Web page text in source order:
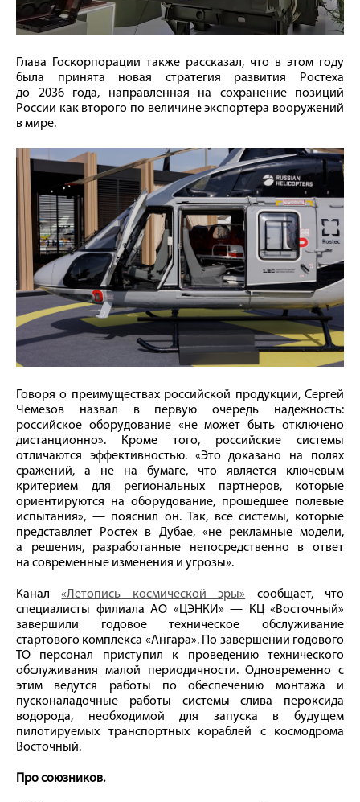
Глава Госкорпорации также рассказал, что в этом году
была принята новая стратегия развития Ростеха
до 2036 года, направленная на сохранение позиций
России как второго по величине экспортера вооружений
в мире.
Говоря о преимуществах российской продукции, Сергей
Чемезов назвал в первую очередь надежность:
российское оборудование «не может быть отключено
дистанционно». Кроме того, российские системы
отличаются эффективностью. «Это доказано на полях
сражений, а не на бумаге, что является ключевым
критерием для региональных партнеров, которые
ориентируются на оборудование, прошедшее полевые
испытания», — пояснил он. Так, все системы, которые
представляет Ростех в Дубае, «не рекламные модели,
а решения, разработанные непосредственно в ответ
на современные изменения и угрозы».
Канал«Летопись космической эры» сообщает, что
специалисты филиала АО «ЦЭНКИ» — КЦ «Восточный»
завершили годовое техническое обслуживание
стартового комплекса «Ангара». По завершении годового
ТО персонал приступил к проведению технического
обслуживания малой периодичности. Одновременно с
этим ведутся работы по обеспечению монтажа и
пусконаладочные работы системы слива пероксида
водорода, необходимой для запуска в будущем
пилотируемых транспортных кораблей с космодрома
Восточный.
Про союзников.